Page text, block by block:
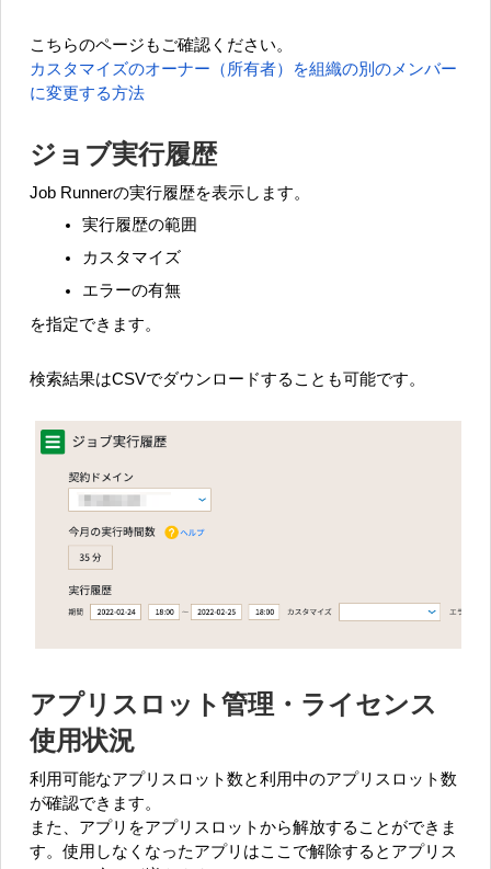
こちらのページもご確認ください。
カスタマイズのオーナー（所有者）を組織の別のメンバー
に変更する方法
ジョブ実行履歴
Job Runnerの実行履歴を表示します。
実行履歴の範囲
カスタマイズ
エラーの有無
を指定できます。
検索結果はCSVでダウンロードすることも可能です。
アプリスロット管理・ライセンス
使用状況
利用可能なアプリスロット数と利用中のアプリスロット数
が確認できます。
また、アプリをアプリスロットから解放することができま
す。使用しなくなったアプリはここで解除するとアプリス